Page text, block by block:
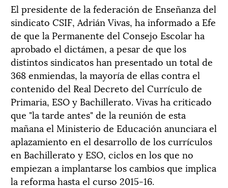
El presidente de la federación de Enseñanza del
sindicato CSIF, Adrián Vivas, ha informado a Efe
de que la Permanente del Consejo Escolar ha
aprobado el dictámen, a pesar de que los
distintos sindicatos han presentado un total de
368 enmiendas, la mayoría de ellas contra el
contenido del Real Decreto del Currículo de
Primaria, ESO y Bachillerato. Vivas ha criticado
que "la tarde antes" de la reunión de esta
mañana el Ministerio de Educación anunciara el
aplazamiento en el desarrollo de los currículos
en Bachillerato y ESO, ciclos en los que no
empiezan a implantarse los cambios que implica
la reforma hasta el curso 2015-16.